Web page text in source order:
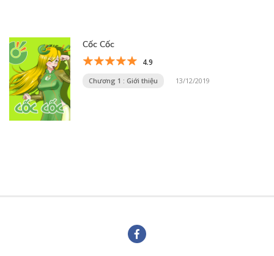
Cốc Cốc
4.9
Chương 1 : Giới thiệu 13/12/2019